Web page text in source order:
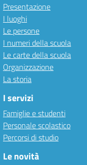
Presentazione
I luoghi
Le persone
I numeri della scuola
Le carte della scuola
Organizzazione
La storia
I servizi
Famiglie e studenti
Personale scolastico
Percorsi di studio
Le novità